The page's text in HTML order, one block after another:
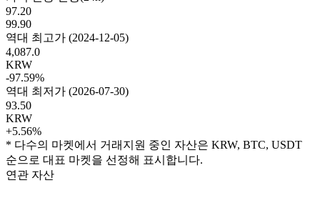
97.20
99.90
역대 최고가 (2024-12-05)
4,087.0
KRW
-97.59%
역대 최저가 (2026-07-30)
93.50
KRW
+5.56%
* 다수의 마켓에서 거래지원 중인 자산은 KRW, BTC, USDT
순으로 대표 마켓을 선정해 표시합니다.
연관 자산